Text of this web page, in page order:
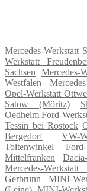
Mercedes-Werkstatt
Werkstatt
Sachsen
Mercedes-
Westfalen
Opel-Werkstatt
Satow (Möritz)
Oedheim Ford-
Tessin bei Rostock
Bergedorf
VW-
Toitenwinkel
Mittelfranken
Mercedes-
Gerbrunn
MINI-